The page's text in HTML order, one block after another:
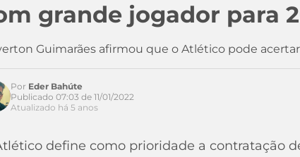
grande jogador para
Guimarães afirmou que o Atlético pode
Por Eder Bahúte
Publicado 07:03 de 11/01/2022
Atualizado há 5 anos
define como prioridade a contratação